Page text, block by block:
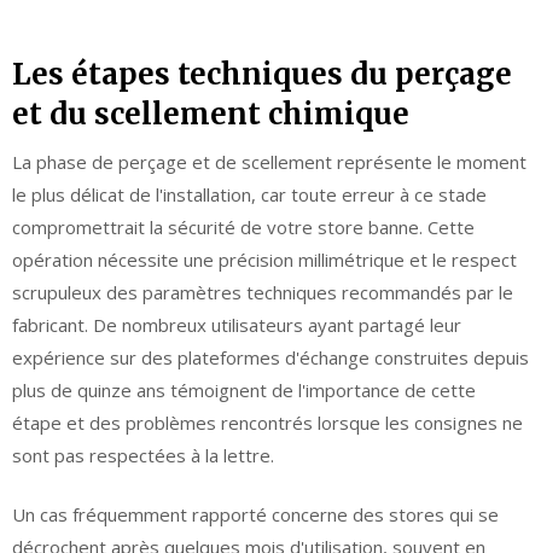
Les étapes techniques du perçage
et du scellement chimique
La phase de perçage et de scellement représente le moment
le plus délicat de l'installation, car toute erreur à ce stade
compromettrait la sécurité de votre store banne. Cette
opération nécessite une précision millimétrique et le respect
scrupuleux des paramètres techniques recommandés par le
fabricant. De nombreux utilisateurs ayant partagé leur
expérience sur des plateformes d'échange construites depuis
plus de quinze ans témoignent de l'importance de cette
étape et des problèmes rencontrés lorsque les consignes ne
sont pas respectées à la lettre.
Un cas fréquemment rapporté concerne des stores qui se
décrochent après quelques mois d'utilisation, souvent en